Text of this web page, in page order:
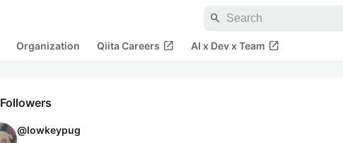
search
Organization Qiita Careers open_in_new AI x Dev x Team open_in_new
Followers
@lowkeypug